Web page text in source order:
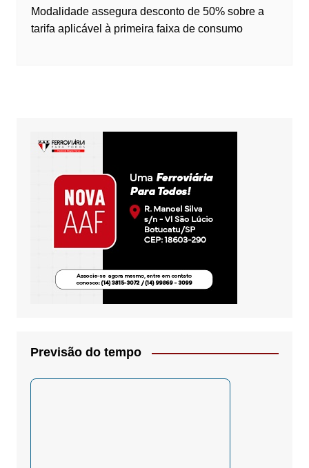
Modalidade assegura desconto de 50% sobre a
tarifa aplicável à primeira faixa de consumo
Previsão do tempo